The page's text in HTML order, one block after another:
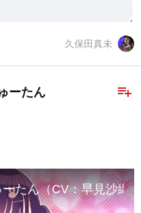
久保田真未
playlist_add
ーたん
たん（CV：早見沙織